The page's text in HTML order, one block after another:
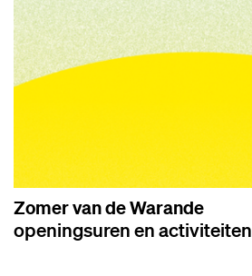
Zomer van de Warande
openingsuren en activiteiten